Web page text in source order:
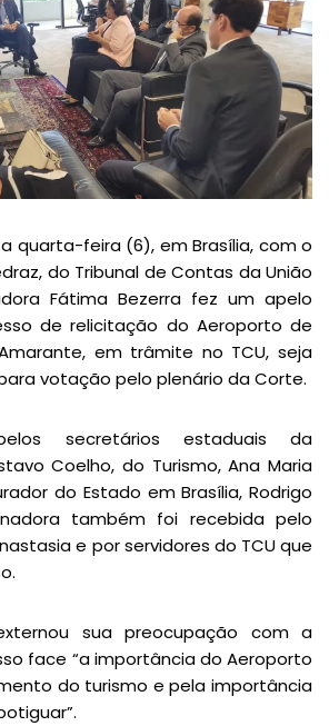
quarta-feira (6), em Brasília, com o
do Tribunal de Contas da União
Fátima Bezerra fez um apelo
de relicitação do Aeroporto de
em trâmite no TCU, seja
votação pelo plenário da Corte.
secretários estaduais da
Coelho, do Turismo, Ana Maria
do Estado em Brasília, Rodrigo
também foi recebida pelo
e por servidores do TCU que
sua preocupação com a
face “a importância do Aeroporto
do turismo e pela importância